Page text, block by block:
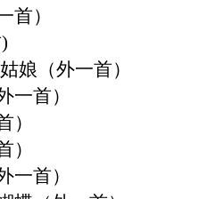
首）
娘（外一首）
一首）
）
）
一首）